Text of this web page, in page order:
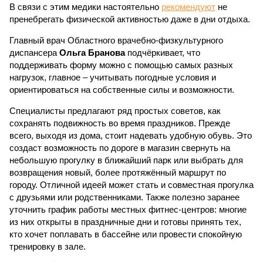
В связи с этим медики настоятельно рекомендуют не
пренебрегать физической активностью даже в дни отдыха.
Главный врач Областного врачебно-физкультурного
диспансера Ольга Брановаподчёркивает, что
поддерживать форму можно с помощью самых разных
нагрузок, главное – учитывать погодные условия и
ориентироваться на собственные силы и возможности.
Специалисты предлагают ряд простых советов, как
сохранять подвижность во время праздников. Прежде
всего, выходя из дома, стоит надевать удобную обувь. Это
создаст возможность по дороге в магазин свернуть на
небольшую прогулку в ближайший парк или выбрать для
возвращения новый, более протяжённый маршрут по
городу. Отличной идеей может стать и совместная прогулка
с друзьями или родственниками. Также полезно заранее
уточнить график работы местных фитнес-центров: многие
из них открыты в праздничные дни и готовы принять тех,
кто хочет поплавать в бассейне или провести спокойную
тренировку в зале.